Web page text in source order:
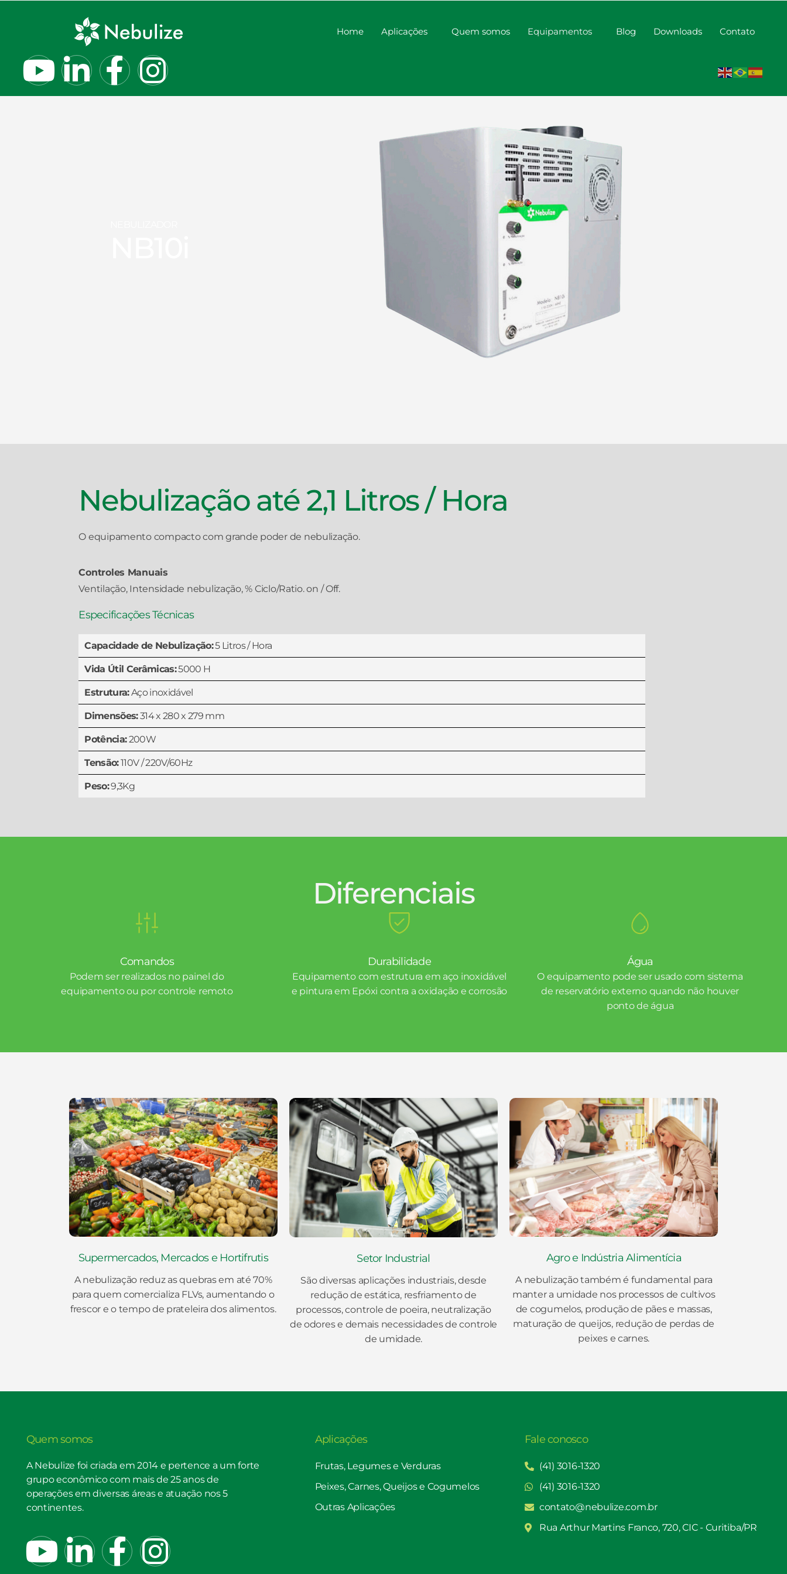
Home Aplicações Quem somos Equipamentos Blog Downloads Contato
Nebulização até 2,1 Litros / Hora
O equipamento compacto com grande poder de nebulização.
Controles Manuais
Ventilação, Intensidade nebulização, % Ciclo/Ratio. on / Off.
Especificações Técnicas
Capacidade de Nebulização:5 Litros / Hora
Vida Útil Cerâmicas:5000 H
Estrutura:Aço inoxidável
Dimensões:314 x 280 x 279 mm
Potência:200W
Tensão:110V / 220V/60Hz
Peso:9,3Kg
Diferenciais
Comandos
Podem ser realizados no painel do
equipamento ou por controle remoto
Durabilidade
Equipamento com estrutura em aço inoxidável
e pintura em Epóxi contra a oxidação e corrosão
Água
O equipamento pode ser usado com sistema
de reservatório externo quando não houver
ponto de água
Supermercados, Mercados e Hortifrutis
A nebulização reduz as quebras em até 70%
para quem comercializa FLVs, aumentando o
frescor e o tempo de prateleira dos alimentos.
Setor Industrial
São diversas aplicações industriais, desde
redução de estática, resfriamento de
processos, controle de poeira, neutralização
de odores e demais necessidades de controle
de umidade.
Agro e Indústria Alimentícia
A nebulização também é fundamental para
manter a umidade nos processos de cultivos
de cogumelos, produção de pães e massas,
maturação de queijos, redução de perdas de
peixes e carnes.
Quem somos
A Nebulize foi criada em 2014 e pertence a um forte
grupo econômico com mais de 25 anos de
operações em diversas áreas e atuação nos 5
continentes.
Aplicações
Frutas, Legumes e Verduras
Peixes, Carnes, Queijos e Cogumelos
Outras Aplicações
Fale conosco
(41) 3016-1320
(41) 3016-1320
contato@nebulize.com.br
Rua Arthur Martins Franco, 720, CIC - Curitiba/PR